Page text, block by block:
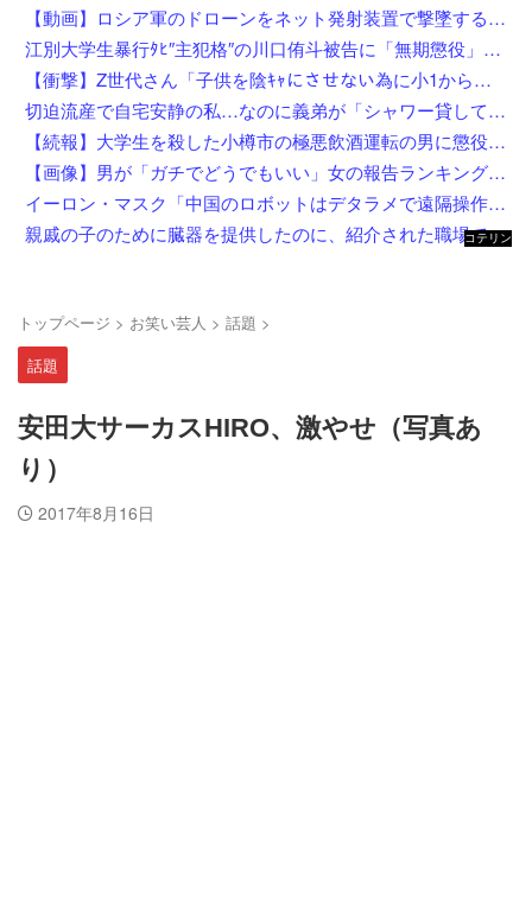
【動画】ロシア軍のドローンをネット発射装置で撃墜するウクライナ。
江別大学生暴行ﾀﾋ″主犯格″の川口侑斗被告に「無期懲役」の判決→当時17歳少年に「懲役30年」の判決
【衝撃】Z世代さん「子供を陰ｷｬにさせない為に小1から髪を金髪に染めさせてる」←これ効果あると思う？？？？？？
切迫流産で自宅安静の私…なのに義弟が「シャワー貸して」「泊めて」と嫌がらせレベルの連続突撃！夫経由で断ると私に直接LINEしてきて絶句←大人しく自宅の風呂に入れよ
【続報】大学生を殺した小樽市の極悪飲酒運転の男に懲役4年6ヶ月の判決。
【画像】男が「ガチでどうでもいい」女の報告ランキング、圧倒的第１位と言えば『コレ』w w w w w w w w w w
イーロン・マスク「中国のロボットはデタラメで遠隔操作してるだけ」
親戚の子のために臓器を提供したのに、紹介された職場でいじめられて右足に麻痺が残った…人助けして身体壊された挙句バカにされるとか胸糞すぎ
コテリン
トップページ > お笑い芸人 > 話題 >
話題
安田大サーカスHIRO、激やせ（写真あ
り）
2017年8月16日